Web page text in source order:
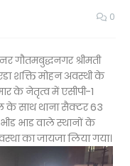
0
गौतमबुद्धनगर श्रीमती
शक्ति मोहन अवस्थी के
के नेतृत्व में एसीपी-1
के साथ थाना सैक्टर 63
भाड वाले स्थानों के
का जायजा लिया गया।